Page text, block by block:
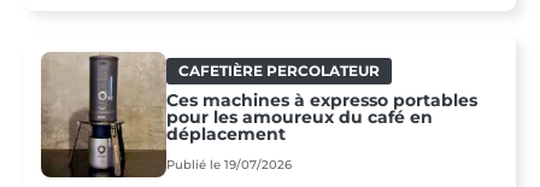
CAFETIÈRE PERCOLATEUR
Ces machines à expresso portables
pour les amoureux du café en
déplacement
Publié le 19/07/2026